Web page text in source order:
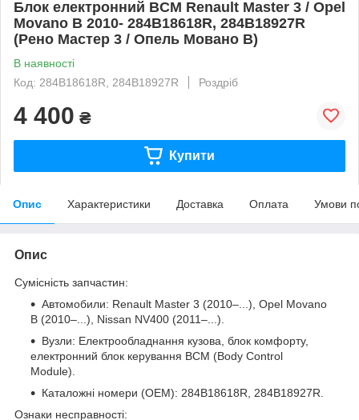
Блок електронний BCM Renault Master 3 / Opel
Movano B 2010- 284B18618R, 284B18927R
(Рено Мастер 3 / Опель Мовано B)
В наявності
Код: 284B18618R, 284B18927R
Роздріб
4 400 ₴
Купити
Опис Характеристики Доставка Оплата Умови
Опис
Сумісність запчастин:
Автомобили: Renault Master 3 (2010–...), Opel Movano
B (2010–...), Nissan NV400 (2011–...).
Вузли: Електрообладнання кузова, блок комфорту,
електронний блок керування BCM (Body Control
Module).
Каталожні номери (OEM): 284B18618R, 284B18927R.
Ознаки несправності: